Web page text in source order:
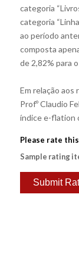
categoria
categoria
ao período
composta
de 2,82% para
Em relação
Profº Claudio
índice e-flation
Please rate this
Sample rating